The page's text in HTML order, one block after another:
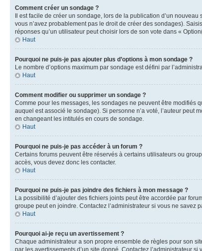
Comment créer un sondage ?
Il est facile de créer un sondage, lors de la publication d’un
vous n’avez probablement pas le droit de créer des sondages).
réponses qu’un utilisateur peut choisir lors de son vote dans «
Haut
Pourquoi ne puis-je pas ajouter plus d’options à mon sondage ?
Le nombre d’options maximum par sondage est défini par
Haut
Comment modifier ou supprimer un sondage ?
Comme pour les messages, les sondages ne peuvent être modifiés
auquel est associé le sondage). Si personne n’a voté, l’auteur
en changeant les intitulés en cours de sondage.
Haut
Pourquoi ne puis-je pas accéder à un forum ?
Certains forums peuvent être réservés à certains utilisateurs ou
accès, vous devez donc les contacter.
Haut
Pourquoi ne puis-je pas joindre des fichiers à mon message ?
La possibilité d’ajouter des fichiers joints peut être accordée par
groupe peut en joindre. Contactez l’administrateur si vous ne
Haut
Pourquoi ai-je reçu un avertissement ?
Chaque administrateur a son propre ensemble de règles pour son
par les avertissements d’un site donné. Contactez l’administrateur